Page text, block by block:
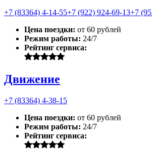
+7 (83364) 4-14-55+7 (922) 924-69-13+7
Цена поездки: от 60 рублей
Режим работы: 24/7
Рейтинг сервиса:
Движение
+7 (83364) 4-38-15
Цена поездки: от 60 рублей
Режим работы: 24/7
Рейтинг сервиса: